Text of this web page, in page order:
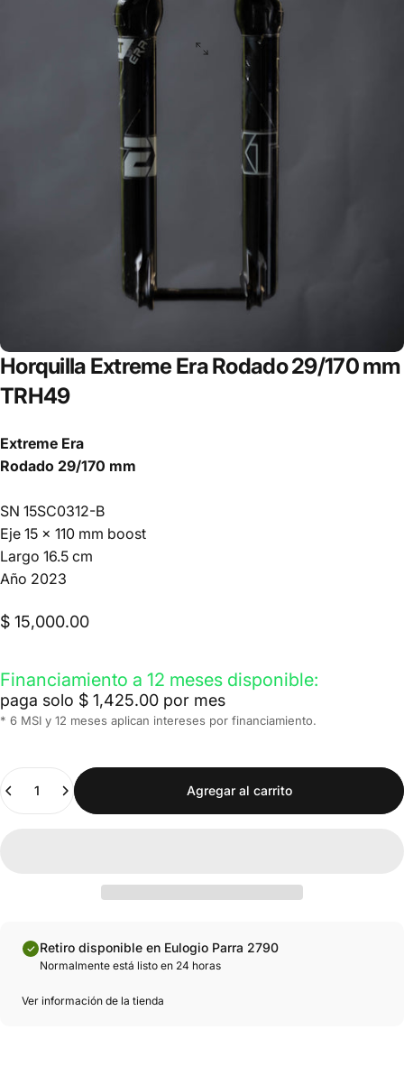
Horquilla Extreme EraRodado29/170mm
TRH49
Extreme Era
Rodado 29/170 mm
SN 15SC0312-B
Eje 15 x 110 mm boost
Largo 16.5 cm
Año 2023
$ 15,000.00
Financiamiento a 12 meses disponible:
paga solo $ 1,425.00 por mes
* 6 MSI y 12 meses aplican intereses por financiamiento.
Cantidad
Agregar al carrito
Retiro disponible en Eulogio Parra 2790
Normalmente está listo en 24 horas
Ver información de la tienda